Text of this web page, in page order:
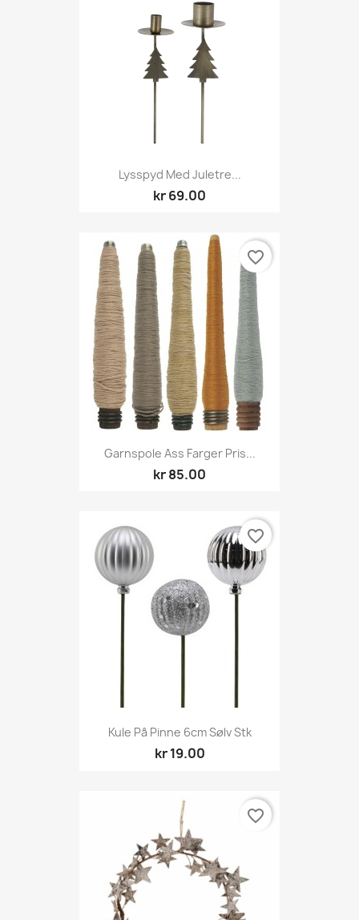
Lysspyd Med Juletre...
kr 69.00
Garnspole Ass Farger Pris...
kr 85.00
favorite_border
Kule På Pinne 6cm Sølv Stk
kr 19.00
favorite_border
favorite_border